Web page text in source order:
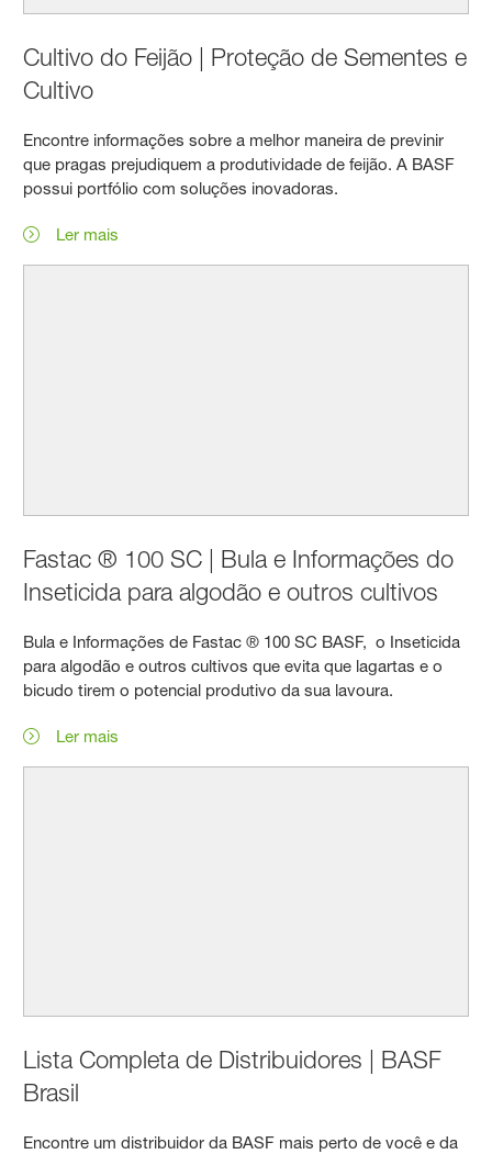
Cultivo do Feijão | Proteção de Sementes e
Cultivo
Encontre informações sobre a melhor maneira de previnir
que pragas prejudiquem a produtividade de feijão. A BASF
possui portfólio com soluções inovadoras.
Ler mais
Fastac ® 100 SC | Bula e Informações do
Inseticida para algodão e outros cultivos
Bula e Informações de Fastac ® 100 SC BASF, o Inseticida
para algodão e outros cultivos que evita que lagartas e o
bicudo tirem o potencial produtivo da sua lavoura.
Ler mais
Lista Completa de Distribuidores | BASF
Brasil
Encontre um distribuidor da BASF mais perto de você e da